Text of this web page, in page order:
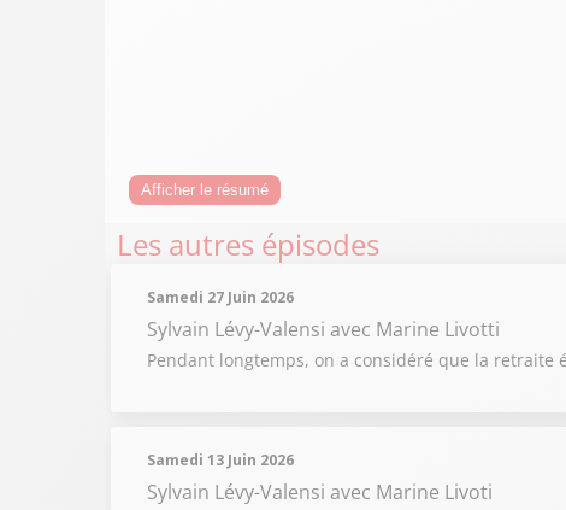
Afficher le résumé
Les autres épisodes
Samedi 27 Juin 2026
Sylvain Lévy-Valensi avec Marine Livotti
Pendant longtemps, on a considéré que la
Samedi 13 Juin 2026
Sylvain Lévy-Valensi avec Marine Livoti